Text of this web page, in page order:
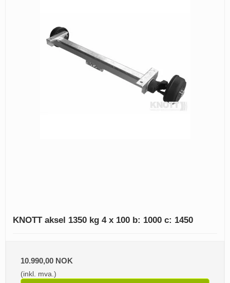
KNOTT aksel 1350 kg 4 x 100 b: 1000 c: 1450
10.990,00 NOK
(inkl. mva.)